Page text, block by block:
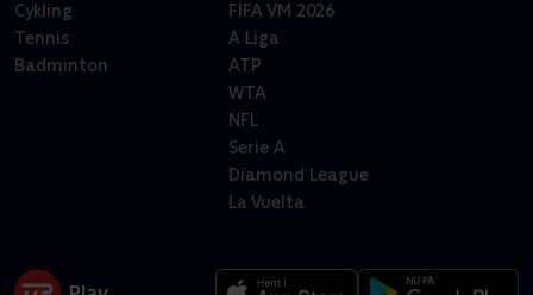
Cykling
Tennis
Badminton
FIFA VM 2026
A Liga
ATP
WTA
NFL
Serie A
Diamond League
La Vuelta